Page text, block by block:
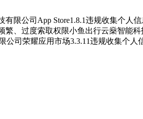
限公司App Store1.8.1违规收集个人
、过度索取权限小鱼出行云燊智能
公司荣耀应用市场3.3.11违规收集个